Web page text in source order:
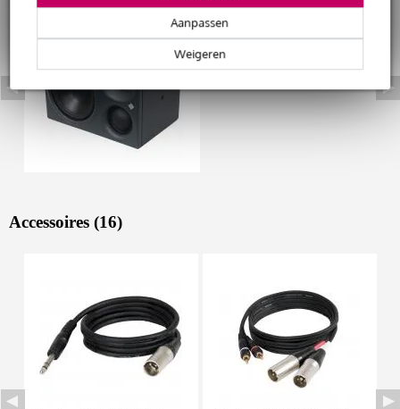
Weigeren
Aanpassen
Accessoires (16)